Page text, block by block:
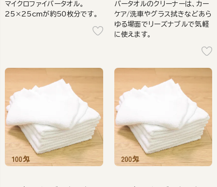
マイクロファイバータオル。
25×25cmが約50枚分です。
バータオルのクリーナーは、カー
ケア/洗車やグラス拭きなどあら
ゆる場面でリーズナブルで気軽
に使えます。